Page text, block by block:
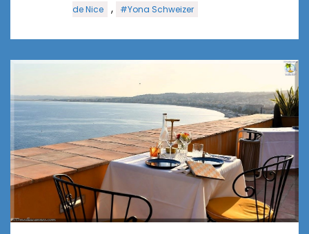
de Nice
, #Yona Schweizer